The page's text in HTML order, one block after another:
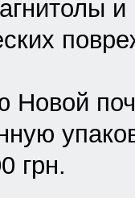
и
Новой
грн.